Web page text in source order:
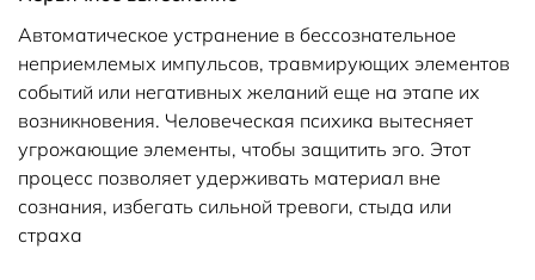
Автоматическое устранение в бессознательное
неприемлемых импульсов, травмирующих элементов
событий или негативных желаний еще на этапе их
возникновения. Человеческая психика вытесняет
угрожающие элементы, чтобы защитить эго. Этот
процесс позволяет удерживать материал вне
сознания, избегать сильной тревоги, стыда или
страха